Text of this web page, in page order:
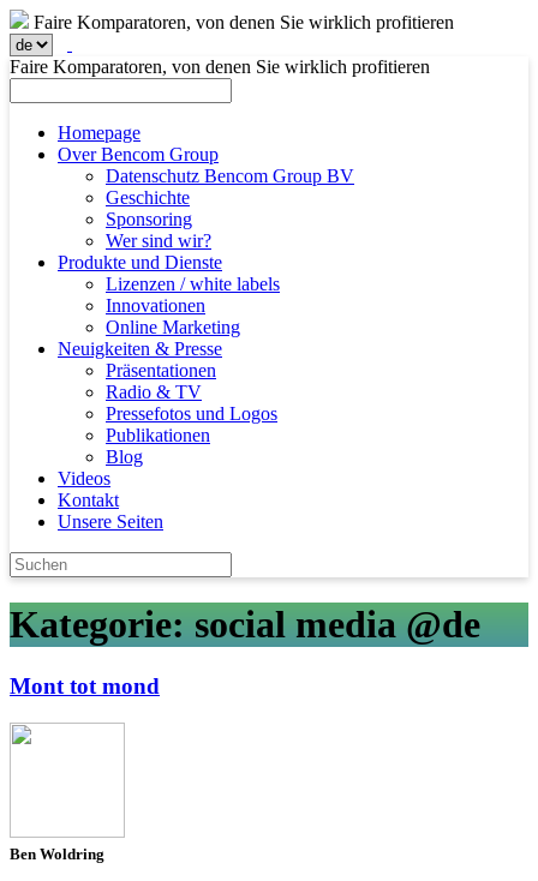
Faire Komparatoren, von denen Sie wirklich profitieren
Faire Komparatoren, von denen Sie wirklich profitieren
Homepage
Over Bencom Group
Datenschutz Bencom Group BV
Geschichte
Sponsoring
Wer sind wir?
Produkte und Dienste
Lizenzen / white labels
Innovationen
Online Marketing
Neuigkeiten & Presse
Präsentationen
Radio & TV
Pressefotos und Logos
Publikationen
Blog
Videos
Kontakt
Unsere Seiten
Kategorie: social media @de
Mont tot mond
Ben Woldring